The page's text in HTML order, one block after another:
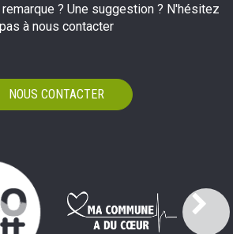
? Une suggestion ? N'hésitez
pas à nous contacter
NOUS CONTACTER